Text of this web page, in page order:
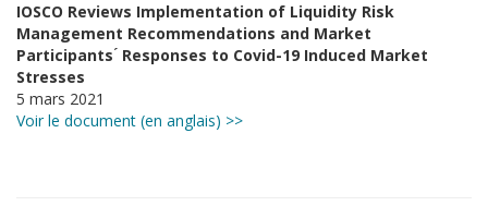
IOSCO Reviews Implementation of Liquidity Risk
Management Recommendations and Market
Participants ́ Responses to Covid-19 Induced Market
Stresses
5 mars 2021
Voir le document (en anglais) >>